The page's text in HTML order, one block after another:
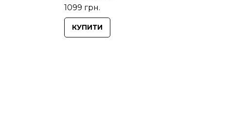
1099 грн.
КУПИТИ